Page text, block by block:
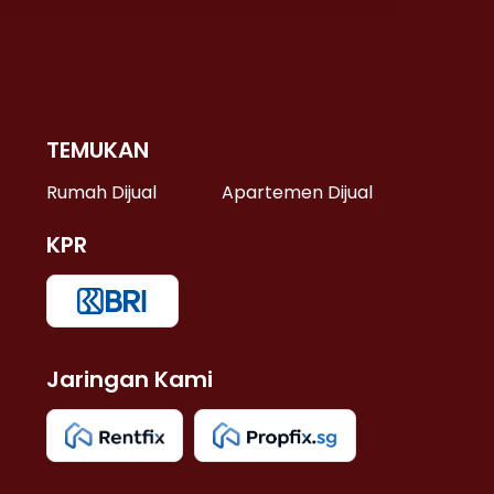
TEMUKAN
Rumah Dijual Apartemen Dijual
KPR
Jaringan Kami